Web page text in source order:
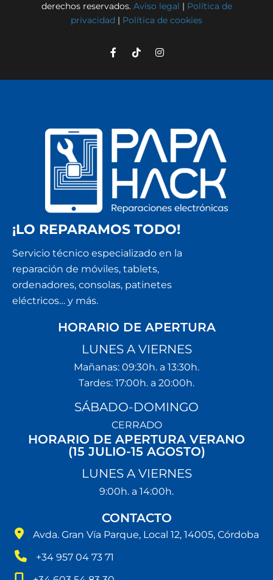
derechos reservados. Aviso legal | Política de
privacidad | Política de cookies
¡LO REPARAMOS TODO!
Servicio técnico especializado en la
reparación de móviles, tablets,
ordenadores, consolas, patinetes
eléctricos… y más.
HORARIO DE APERTURA
LUNES A VIERNES
Mañanas: 09:30h. a 13:30h.
Tardes: 17:00h. a 20:00h.
SÁBADO-DOMINGO
CERRADO
HORARIO DE APERTURA VERANO
(15 JULIO-15 AGOSTO)
LUNES A VIERNES
9:00h. a 14:00h.
CONTACTO
Avda. Gran Vía Parque, Local 12, 14005, Córdoba
+34 957 04 73 71